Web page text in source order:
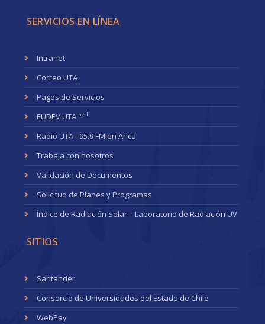
SERVICIOS EN LÍNEA
Intranet
Correo UTA
Pagos de Servicios
EUDEV UTAmed
Radio UTA - 95.9 FM en Arica
Trabaja con nosotros
Validación de Documentos
Solicitud de Planes y Programas
Índice de Radiación Solar – Laboratorio de Radiación UV
SITIOS
Santander
Consorcio de Universidades del Estado de Chile
WebPay